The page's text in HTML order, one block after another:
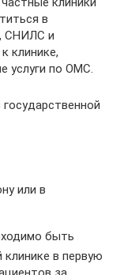
в
СНИЛС и
клинике,
услуги по ОМС.
или в
быть
в первую